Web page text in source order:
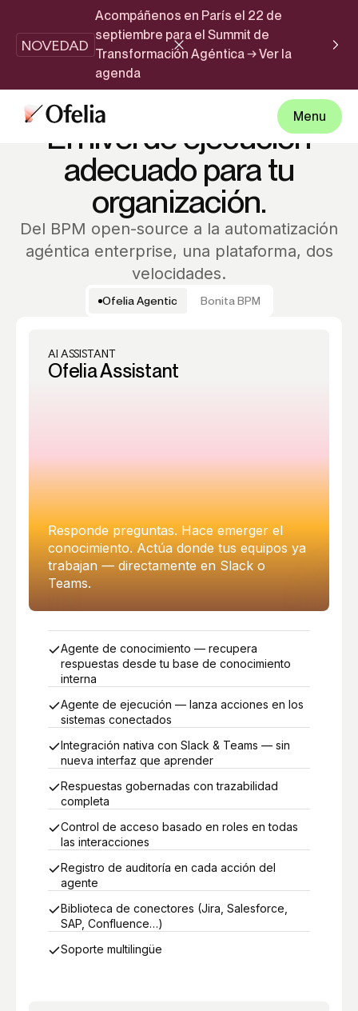
NOVEDAD
Acompáñenos en París el 22 de
septiembre para el Summit de
Transformación Agéntica → Ver la
agenda
Menu
El nivel de ejecución
adecuado para tu
organización.
Del BPM open-source a la automatización
agéntica enterprise, una plataforma, dos
velocidades.
Ofelia Agentic Bonita BPM
AI ASSISTANT
Ofelia Assistant
Responde preguntas. Hace emerger el
conocimiento. Actúa donde tus equipos ya
trabajan — directamente en Slack o
Teams.
Agente de conocimiento — recupera
respuestas desde tu base de conocimiento
interna
Agente de ejecución — lanza acciones en los
sistemas conectados
Integración nativa con Slack & Teams — sin
nueva interfaz que aprender
Respuestas gobernadas con trazabilidad
completa
Control de acceso basado en roles en todas
las interacciones
Registro de auditoría en cada acción del
agente
Biblioteca de conectores (Jira, Salesforce,
SAP, Confluence…)
Soporte multilingüe